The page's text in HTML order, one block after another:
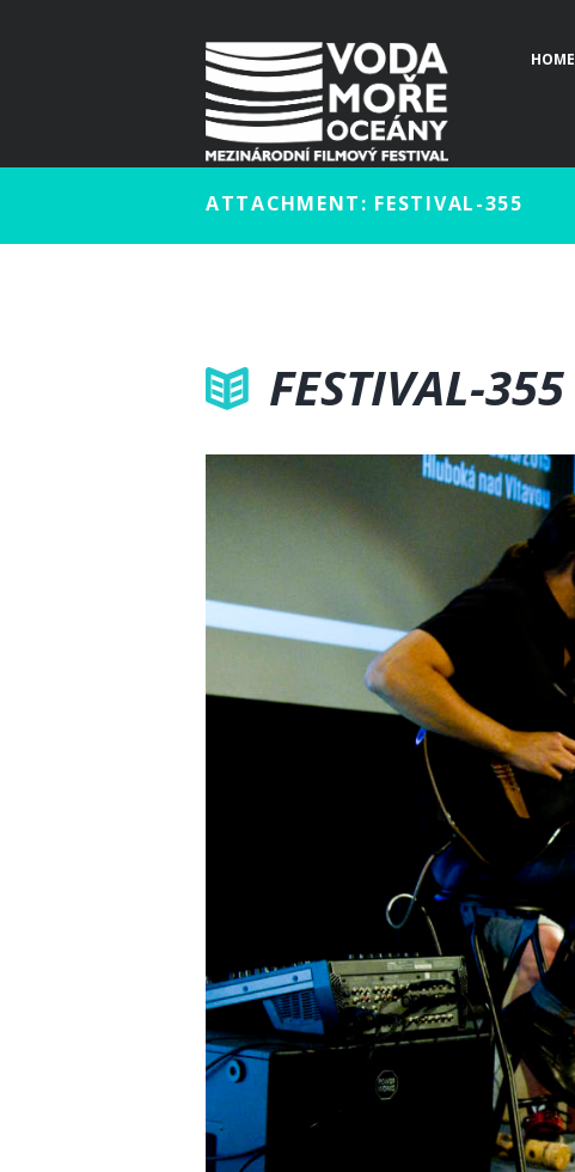
HOME
ATTACHMENT: FESTIVAL-355
FESTIVAL-355